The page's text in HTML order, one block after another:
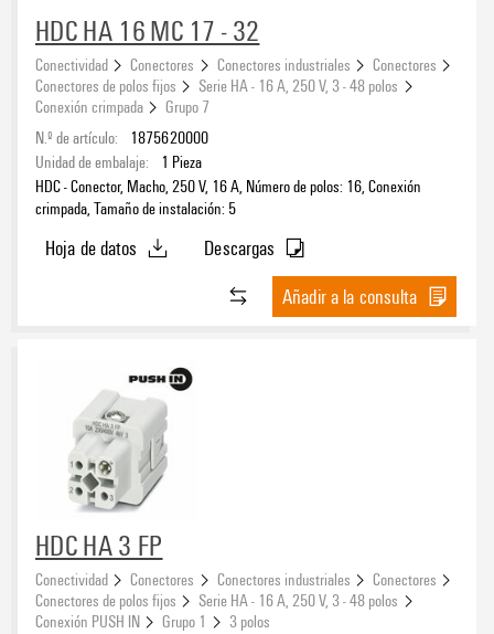
HDC HA 16 MC 17 - 32
Conectividad Conectores Conectores industriales
Conectores
Conectores de polos fijos
Serie HA - 16 A, 250 V, 3 - 48 polos
Conexión crimpada
Grupo 7
N.º de artículo:
1875620000
Unidad de embalaje:
1 Pieza
HDC - Conector, Macho, 250 V, 16 A, Número de polos: 16, Conexión
crimpada, Tamaño de instalación: 5
Hoja de datos
Descargas
Añadir a la consulta
HDC HA 3 FP
Conectividad Conectores Conectores industriales
Conectores
Conectores de polos fijos
Serie HA - 16 A, 250 V, 3 - 48 polos
Conexión PUSH IN
Grupo 1
3 polos